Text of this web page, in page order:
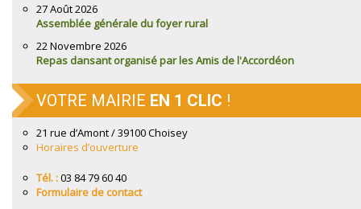
27 Août 2026
Assemblée générale du foyer rural
22 Novembre 2026
Repas dansant organisé par les Amis de l'Accordéon
VOTRE MAIRIE EN 1 CLIC !
21 rue d’Amont / 39100 Choisey
Horaires d’ouverture
Tél. :03 84 79 60 40
Formulaire de contact